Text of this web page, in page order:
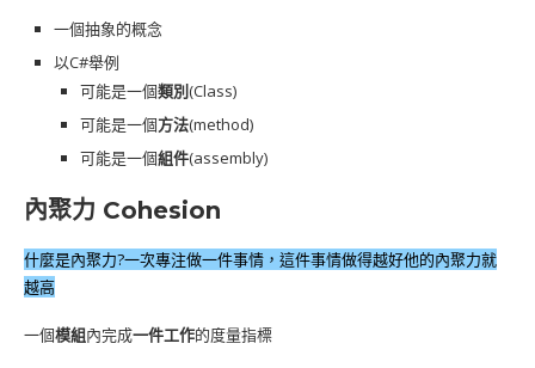
一個抽象的概念
以C#舉例
可能是一個類別(Class)
可能是一個方法(method)
可能是一個組件(assembly)
內聚力 Cohesion
什麼是內聚力?一次專注做一件事情，這件事情做得越好他的內聚力就
越高
一個模組內完成一件工作的度量指標